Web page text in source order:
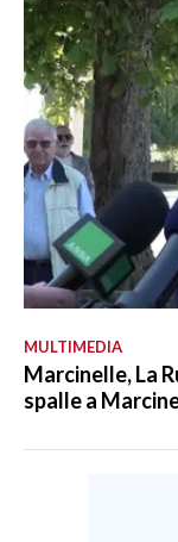
MULTIMEDIA
Marcinelle, La
spalle a